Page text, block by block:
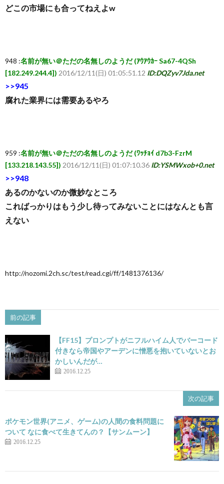
どこの市場にも合ってねえよw
948 :名前が無い＠ただの名無しのようだ (ｱｳｱｳｶｰ Sa67-4QSh
[182.249.244.4]) 2016/12/11(日) 01:05:51.12 ID:DQZyv7Jda.net
>>945
腐れた業界には需要あるやろ
959 :名前が無い＠ただの名無しのようだ (ﾜｯﾁｮｲ d7b3-FzrM
[133.218.143.55]) 2016/12/11(日) 01:07:10.36 ID:YSMWxob+0.net
>>948
あるのかないのか微妙なところ
こればっかりはもう少し待ってみないことにはなんとも言
えない
http://nozomi.2ch.sc/test/read.cgi/ff/1481376136/
前の記事
【FF15】プロンプトがニフルハイム人でバーコード
付きなら帝国やアーデンに憎悪を抱いていないとお
かしいんだが…
2016.12.25
次の記事
ポケモン世界(アニメ、ゲーム)の人間の食料問題に
ついて なに食べて生きてんの？【サンムーン】
2016.12.25